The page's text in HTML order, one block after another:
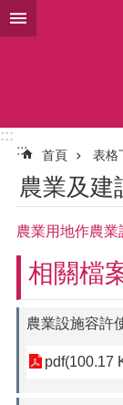
跳到主要內容區塊
:::
:::
首頁 表格
農業及建
農業用地作農
相關檔
農業設施容許
pdf(100.17